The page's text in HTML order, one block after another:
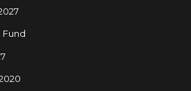
Fund